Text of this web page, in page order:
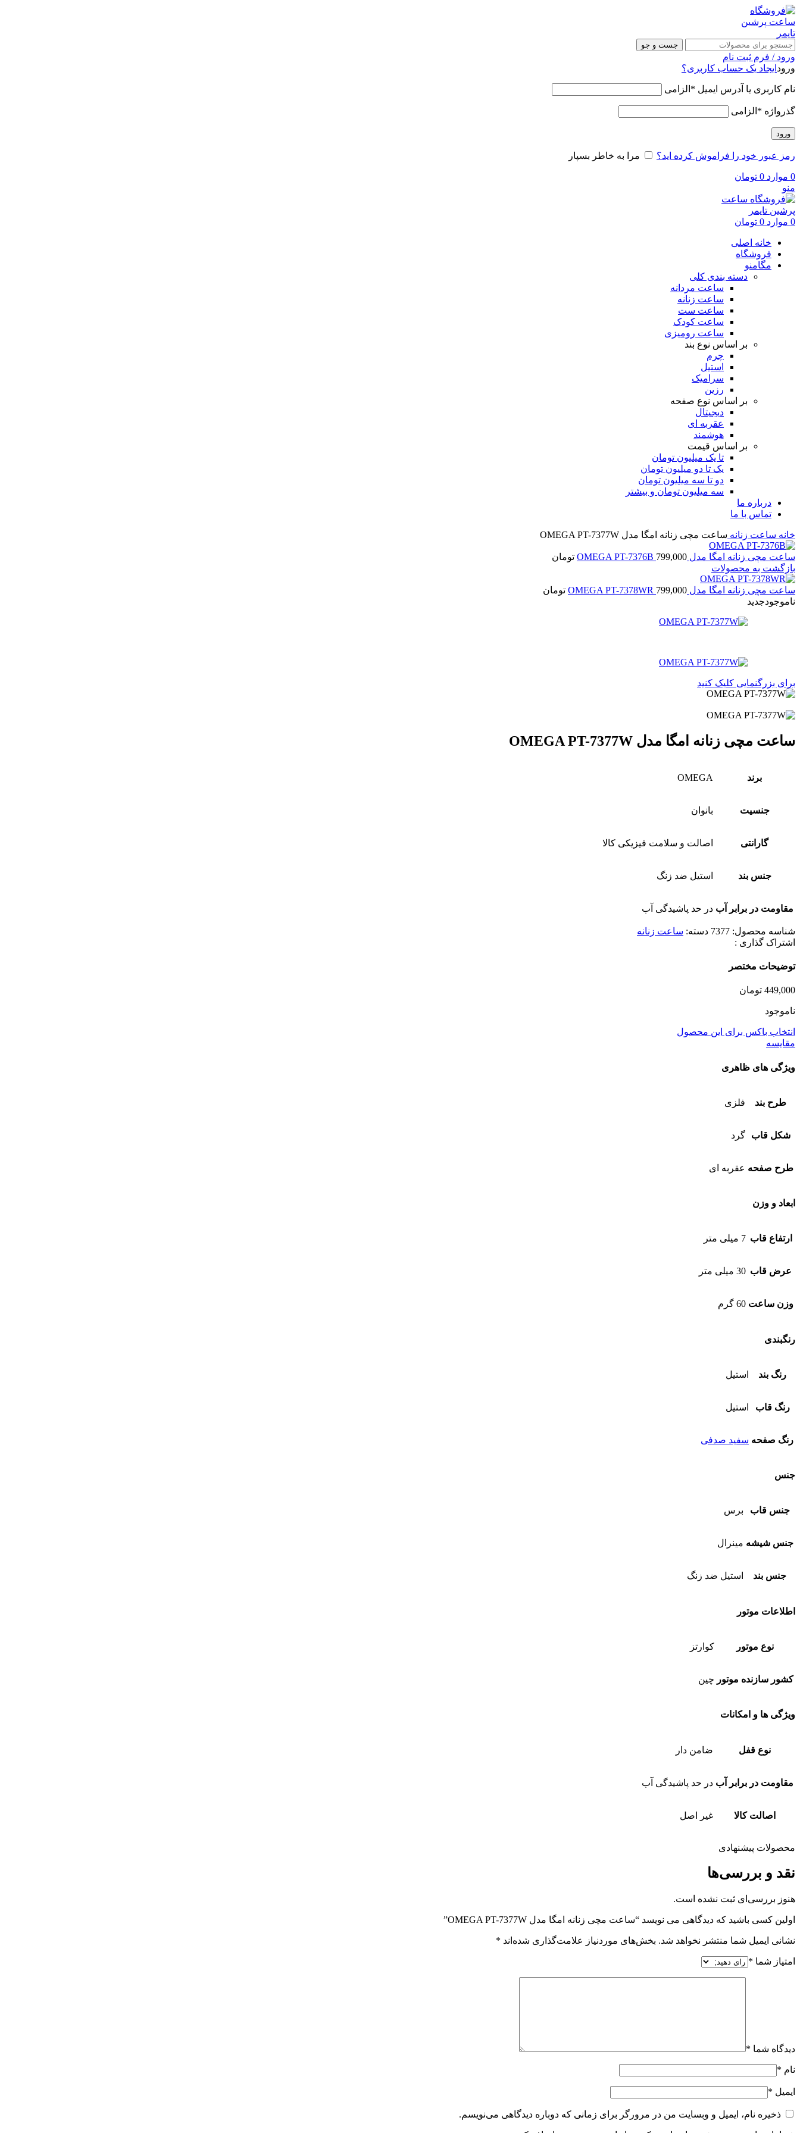
جست و جو
ورود / فرم ثبت نام
ورود ایجاد یک حساب کاربری؟
نام کاربری یا آدرس ایمیل * الزامی
گذرواژه * الزامی
ورود
رمز عبور خود را فراموش کرده اید؟ مرا به خاطر بسپار
0 موارد 0 تومان
منو
0 موارد 0 تومان
خانه اصلی
فروشگاه
مگامنو
دسته بندی کلی
ساعت مردانه
ساعت زنانه
ساعت ست
ساعت کودک
ساعت رومیزی
بر اساس نوع بند
چرم
استیل
سرامیک
رزین
بر اساس نوع صفحه
دیجیتال
عقربه ای
هوشمند
بر اساس قیمت
تا یک میلیون تومان
یک تا دو میلیون تومان
دو تا سه میلیون تومان
سه میلیون تومان و بیشتر
درباره ما
تماس با ما
خانه ساعت زنانه ساعت مچی زنانه امگا مدل OMEGA PT-7377W
ساعت مچی زنانه امگا مدل OMEGA PT-7376B 799,000
تومان
بازگشت به محصولات
ساعت مچی زنانه امگا مدل OMEGA PT-7378WR 799,000
تومان
ناموجودجدید
برای بزرگنمایی کلیک کنید
ساعت مچی زنانه امگا مدل OMEGA PT-7377W
برند OMEGA
جنسیت بانوان
گارانتی اصالت و سلامت فیزیکی کالا
جنس بند استیل ضد زنگ
مقاومت در برابر آب در حد پاشیدگی آب
شناسه محصول: 7377 دسته: ساعت زنانه
اشتراک گذاری :
توضیحات مختصر
449,000 تومان
ناموجود
انتخاب باکس برای این محصول
مقایسه
ویژگی های ظاهری
طرح بند فلزی
شکل قاب گرد
طرح صفحه عقربه ای
ابعاد و وزن
ارتفاع قاب 7 میلی متر
عرض قاب 30 میلی متر
وزن ساعت 60 گرم
رنگبندی
رنگ بند استیل
رنگ قاب استیل
رنگ صفحه سفید صدفی
جنس
جنس قاب برس
جنس شیشه مینرال
جنس بند استیل ضد زنگ
اطلاعات موتور
نوع موتور کوارتز
کشور سازنده موتور چین
ویژگی ها و امکانات
نوع قفل ضامن دار
مقاومت در برابر آب در حد پاشیدگی آب
اصالت کالا غیر اصل
محصولات پیشنهادی
نقد و بررسی‌ها
هنوز بررسی‌ای ثبت نشده است.
اولین کسی باشید که دیدگاهی می نویسد “ساعت مچی زنانه امگا مدل OMEGA PT-7377W”
نشانی ایمیل شما منتشر نخواهد شد. بخش‌های موردنیاز علامت‌گذاری شده‌اند *
امتیاز شما *
دیدگاه شما *
نام *
ایمیل *
ذخیره نام، ایمیل و وبسایت من در مرورگر برای زمانی که دوباره دیدگاهی می‌نویسم.